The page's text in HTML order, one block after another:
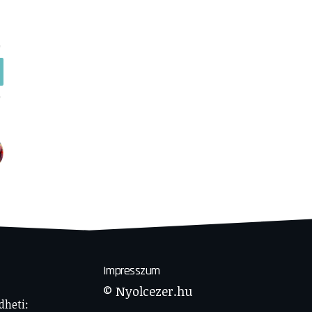
Impresszum
© Nyolcezer.hu